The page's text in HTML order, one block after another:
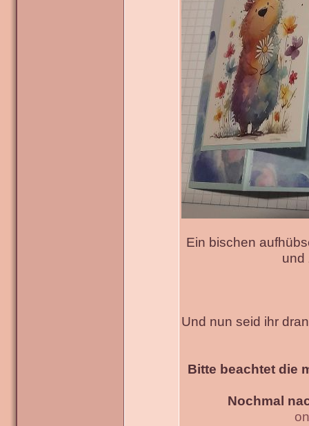
Ein bischen
und
Und nun seid ihr
Bitte beachtet die
Nochmal